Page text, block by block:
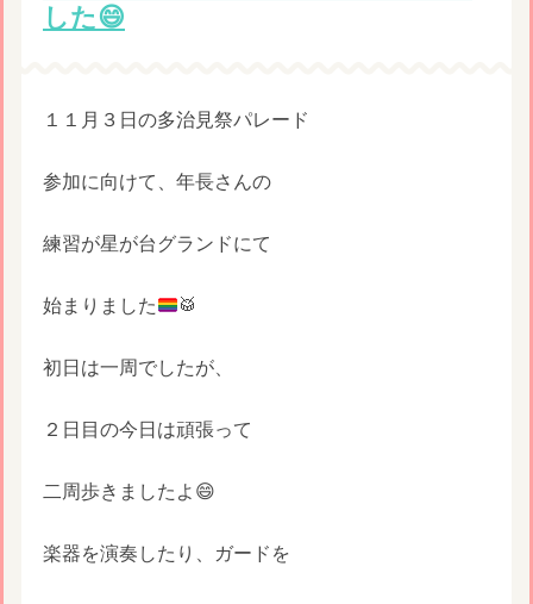
した😄
１１月３日の多治見祭パレード
参加に向けて、年長さんの
練習が星が台グランドにて
始まりました 🥁
初日は一周でしたが、
２日目の今日は頑張って
二周歩きましたよ😄
楽器を演奏したり、ガードを